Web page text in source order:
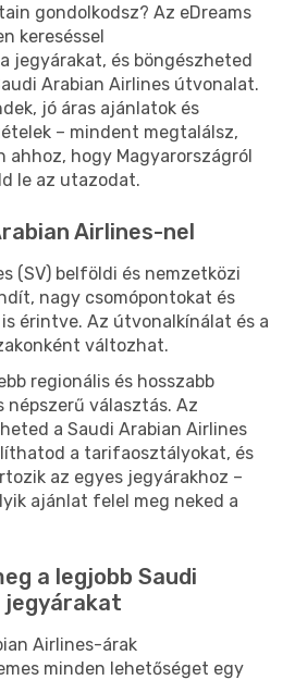
gondolkodsz? Az eDreams
kereséssel
jegyárakat, és böngészheted
Arabian Airlines útvonalat.
jó áras ajánlatok és
– mindent megtalálsz,
ahhoz, hogy Magyarországról
le az utazodat.
Airlines-nel
(SV) belföldi és nemzetközi
nagy csomópontokat és
érintve. Az útvonalkínálat és a
változhat.
regionális és hosszabb
népszerű választás. Az
a Saudi Arabian Airlines
a tarifaosztályokat, és
az egyes jegyárakhoz –
ajánlat felel meg neked a
a legjobb Saudi
jegyárakat
Airlines-árak
minden lehetőséget egy